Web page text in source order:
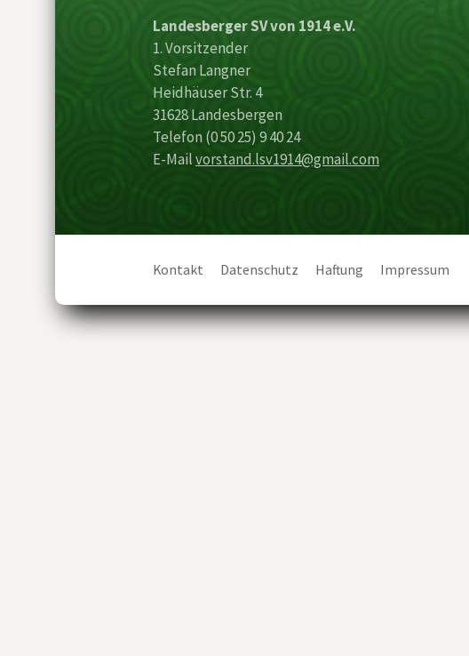
Landesberger SV von 1914 e.V.
1. Vorsitzender
Stefan Langner
Heidhäuser Str. 4
31628 Landesbergen
Telefon (0 50 25) 9 40 24
E-Mailvorstand.lsv1914@gmail.com
Kontakt Datenschutz Haftung Impressum